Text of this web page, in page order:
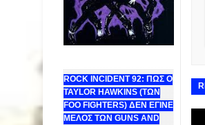
ROCK INCIDENT 92: ΠΩΣ Ο
TAYLOR HAWKINS (ΤΩΝ
FOO FIGHTERS) ΔΕΝ ΕΓΙΝΕ
ΜΕΛΟΣ ΤΩΝ GUNS AND